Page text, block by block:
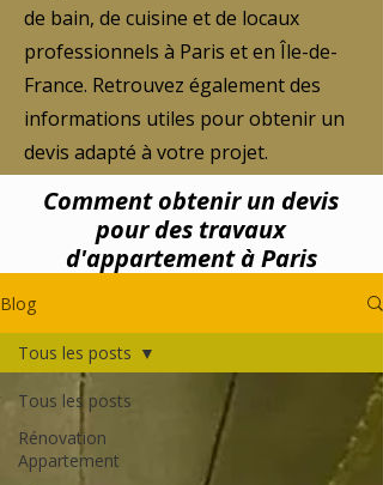
de bain, de cuisine et de locaux
professionnels à Paris et en Île-de-
France. Retrouvez également des
informations utiles pour obtenir un
devis adapté à votre projet.
Comment obtenir un devis
pour des travaux
d'appartement à Paris
Blog
Tous les posts
Rénovation
Appartement
Tous les posts